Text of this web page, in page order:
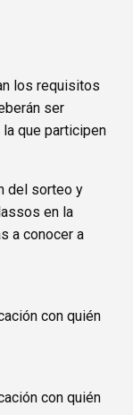
los requisitos
ser
que participen
del sorteo y
en la
a conocer a
con quién
con quién